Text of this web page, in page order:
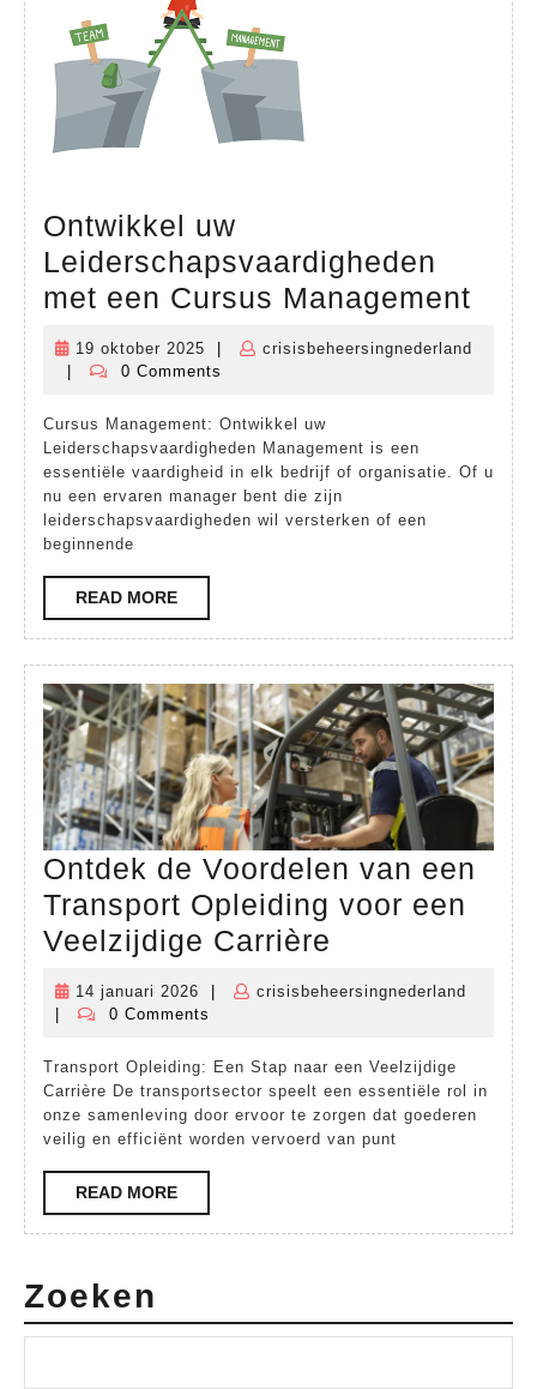
Ontwikkel uw
Leiderschapsvaardigheden
met een Cursus Management
met
een
19 oktober 2025
19
oktober
crisisbeheersingnederland
crisisbeheersingnederland
0 Comments
Cursus Management: Ontwikkel uw
Leiderschapsvaardigheden Management is een
essentiële vaardigheid in elk bedrijf of organisatie. Of u
nu een ervaren manager bent die zijn
leiderschapsvaardigheden wil versterken of een
beginnende
READ MOREREAD
MORE
Ontdek de Voordelen van een
Transport Opleiding voor een
Veelzijdige Carrière
Voordelen
een
Transport
Opleiding
een
14 januari 2026
14
januari
crisisbeheersingnederland
0 Comments
Transport Opleiding: Een Stap naar een Veelzijdige
Carrière De transportsector speelt een essentiële rol in
onze samenleving door ervoor te zorgen dat goederen
veilig en efficiënt worden vervoerd van punt
READ MOREREAD
MORE
Zoeken